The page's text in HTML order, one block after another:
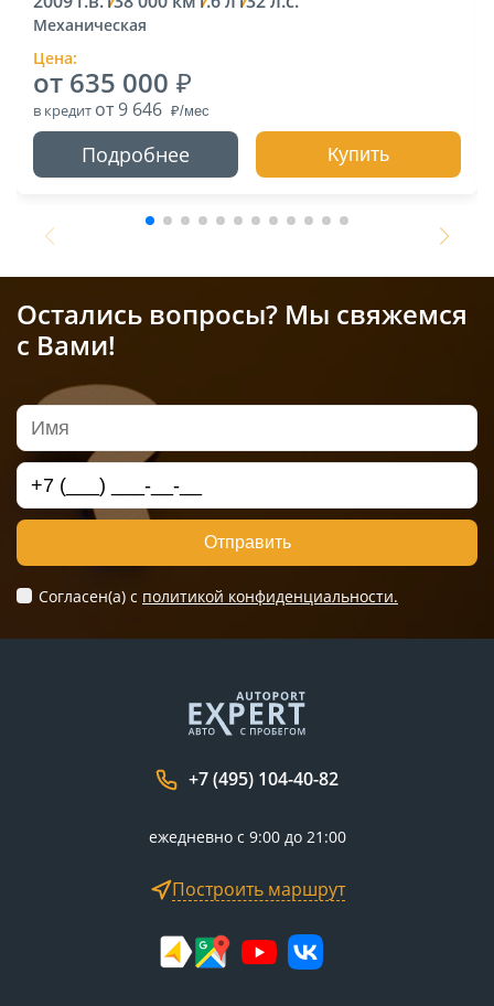
Механическая
Цена:
от 635 000
в кредит от 9 646
Подробнее Купить
Остались вопросы? Мы свяжемся
с Вами!
Отправить
Согласен(а) c политикой конфиденциальности.
+7 (495) 104-40-82
ежедневно с 9:00 до 21:00
Построить маршрут